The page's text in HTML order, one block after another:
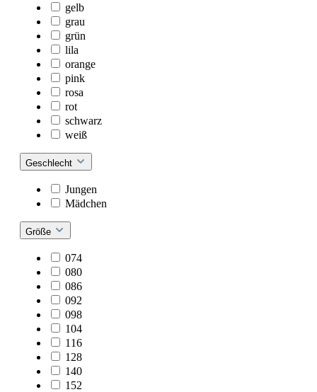
gelb
grau
grün
lila
orange
pink
rosa
rot
schwarz
weiß
Geschlecht
Jungen
Mädchen
Größe
074
080
086
092
098
104
116
128
140
152